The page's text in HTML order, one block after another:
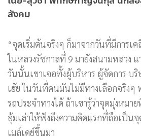
สังคม
“จุดเริ่มต้นจริงๆ ก็มาจากวันที่มีการเ
ในหลวงรัชกาลที่ 9 มายังสนามหลวง
วันนั้นเขาเจอทั้งผู้บริหาร ผู้จัดการ บ
เฮ้ย ในวันที่คนมันไม่มีทางเลือกจริงๆ
รถประจำทางได้ ถ้าเขารู้ว่าจุดมุ่งหมา
อุ้มเล่าให้ฟังถึงความคิดแรกที่ถือเป็น
เมล์เดย์ขึ้นมา